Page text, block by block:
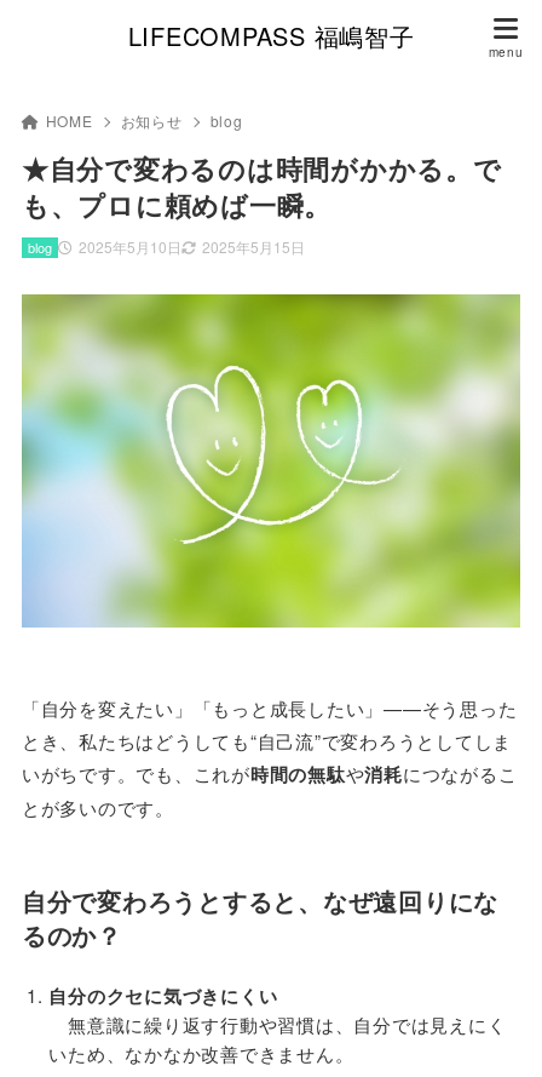
LIFECOMPASS 福嶋智子
HOME お知らせ blog
★自分で変わるのは時間がかかる。で
も、プロに頼めば一瞬。
2025年5月10日 2025年5月15日
blog
「自分を変えたい」「もっと成長したい」——そう思った
とき、私たちはどうしても“自己流”で変わろうとしてしま
いがちです。でも、これが時間の無駄や消耗につながるこ
とが多いのです。
自分で変わろうとすると、なぜ遠回りにな
るのか？
自分のクセに気づきにくい
無意識に繰り返す行動や習慣は、自分では見えにく
いため、なかなか改善できません。